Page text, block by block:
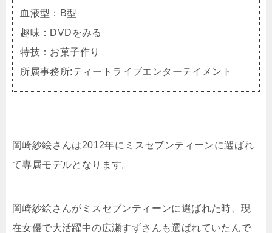
血液型：B型
趣味：DVDをみる
特技：お菓子作り
所属事務所:ティートライブエンターテイメント
岡崎紗絵さんは2012年にミスセブンティーンに選ばれ
て専属モデルとなります。
岡崎紗絵さんがミスセブンティーンに選ばれた時、現
在女優で大活躍中の広瀬すずさんも選ばれていたんで